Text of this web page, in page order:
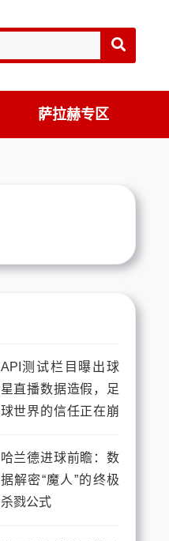
萨拉赫专区
API测试栏目曝出球
星直播数据造假，足
球世界的信任正在崩
哈兰德进球前瞻：数
据解密“魔人”的终极
杀戮公式